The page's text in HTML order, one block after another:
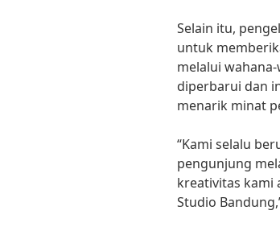
Selain itu,
untuk
melalui
diperbarui dan
menarik minat
“Kami selalu
pengunjung
kreativitas kami
Studio